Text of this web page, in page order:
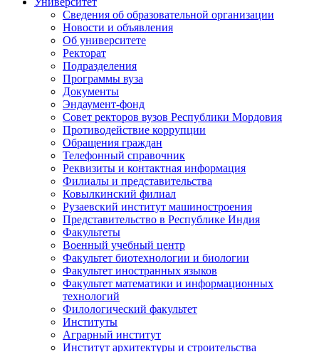
Сведения об образовательной организации
Новости и объявления
Об университете
Ректорат
Подразделения
Программы вуза
Документы
Эндаумент-фонд
Совет ректоров вузов Республики Мордовия
Противодействие коррупции
Обращения граждан
Телефонный справочник
Реквизиты и контактная информация
Филиалы и представительства
Ковылкинский филиал
Рузаевский институт машиностроения
Представительство в Республике Индия
Факультеты
Военный учебный центр
Факультет биотехнологии и биологии
Факультет иностранных языков
Факультет математики и информационных
технологий
Филологический факультет
Институты
Аграрный институт
Институт архитектуры и строительства